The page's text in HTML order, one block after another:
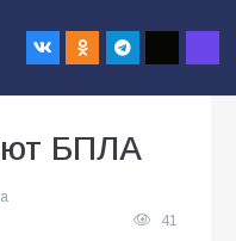
БПЛА
41